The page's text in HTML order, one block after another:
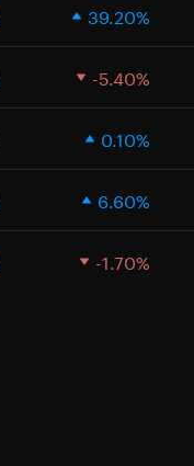
39.20%
-5.40%
0.10%
6.60%
-1.70%